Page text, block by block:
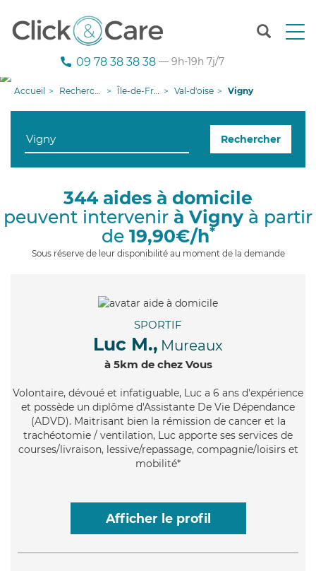
T
n
g
i
09 78 38 38 38 — 9h-19h 7j/7
Accueil Recherche aide à domicile Île-de-France Val-d'oise Vigny
Rechercher
344 aides à domicile
peuvent intervenir à Vigny à partir
de 19,90€/h*
Sous réserve de leur disponibilité au moment de la demande
SPORTIF
Luc M., Mureaux
à 5km de chez Vous
Volontaire, dévoué et infatiguable, Luc a 6 ans d'expérience
et possède un diplôme d'Assistante De Vie Dépendance
(ADVD). Maitrisant bien la rémission de cancer et la
trachéotomie / ventilation, Luc apporte ses services de
courses/livraison, lessive/repassage, compagnie/loisirs et
mobilité*
Afficher le profil